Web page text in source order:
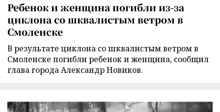
Ребенок и женщина погибли из-за
циклона со шквалистым ветром в
Смоленске
В результате циклона со шквалистым ветром в
Смоленске погибли ребенок и женщина, сообщил
глава города Александр Новиков.